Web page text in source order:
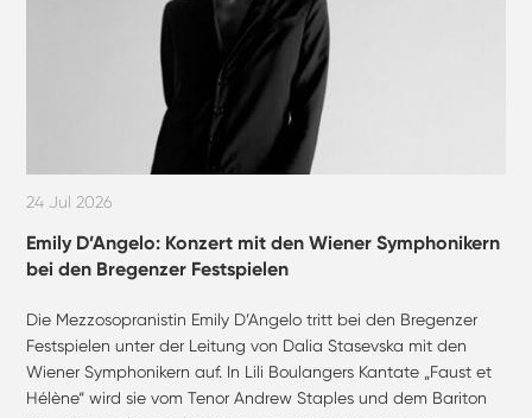
24 Jul 2026
Emily D’Angelo: Konzert mit den Wiener Symphonikern
bei den Bregenzer Festspielen
Die Mezzosopranistin Emily D’Angelo tritt bei den Bregenzer
Festspielen unter der Leitung von Dalia Stasevska mit den
Wiener Symphonikern auf. In Lili Boulangers Kantate „Faust et
Hélène“ wird sie vom Tenor Andrew Staples und dem Bariton